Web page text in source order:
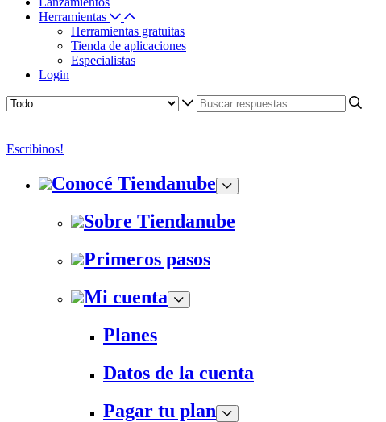
Herramientas
Herramientas gratuitas
Tienda de aplicaciones
Especialistas
Login
Escribinos!
Conocé Tiendanube
Sobre Tiendanube
Primeros pasos
Mi cuenta
Planes
Datos de la cuenta
Pagar tu plan